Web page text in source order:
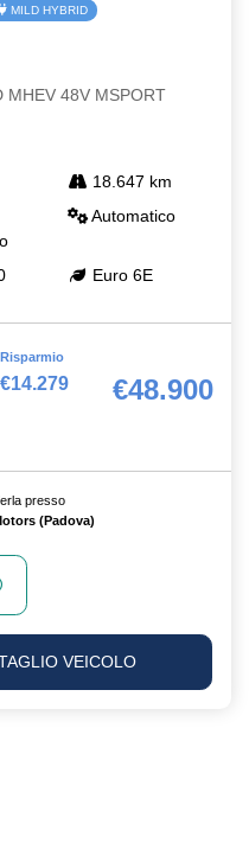
MILD HYBRID
MHEV 48V MSPORT
18.647 km
Automatico
Euro 6E
Risparmio
€14.279 €48.900
presso
(Padova)
VEICOLO